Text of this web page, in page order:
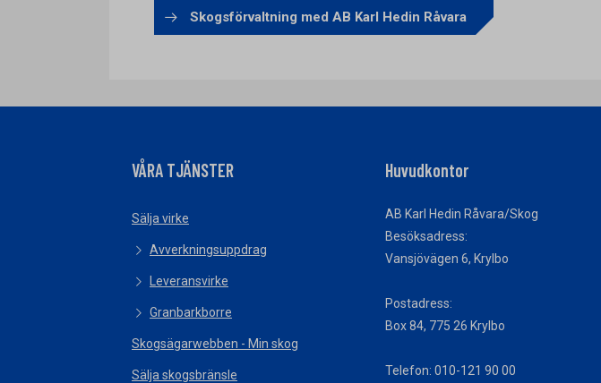
Skogsförvaltning med AB Karl Hedin Råvara
VÅRA TJÄNSTER
Sälja virke
Avverkningsuppdrag
Leveransvirke
Granbarkborre
Skogsägarwebben - Min skog
Sälja skogsbränsle
Huvudkontor
AB Karl Hedin Råvara/Skog
Besöksadress:
Vansjövägen 6, Krylbo
Postadress:
Box 84, 775 26 Krylbo
Telefon: 010-121 90 00